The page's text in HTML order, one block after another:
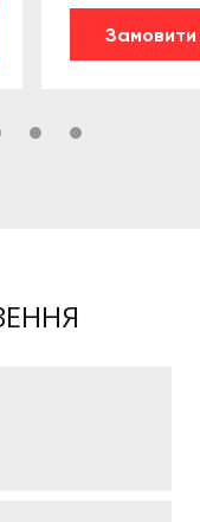
Замовити